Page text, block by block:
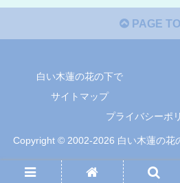
PAGE
白い木蓮の花の下で
サイトマップ
プライバシーポ
Copyright © 2002-2026 白い木蓮の花